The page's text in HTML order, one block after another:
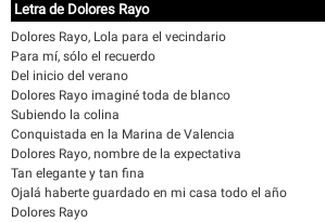
Letra de Dolores Rayo
Dolores Rayo, Lola para el vecindario
Para mí, sólo el recuerdo
Del inicio del verano
Dolores Rayo imaginé toda de blanco
Subiendo la colina
Conquistada en la Marina de Valencia
Dolores Rayo, nombre de la expectativa
Tan elegante y tan fina
Ojalá haberte guardado en mi casa todo el año
Dolores Rayo